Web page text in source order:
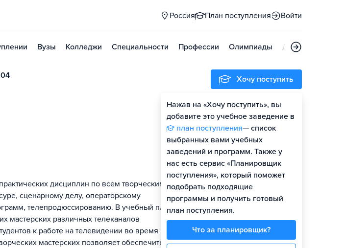
Россия План поступления Войти
Вузы Колледжи Специальности Профессии Олимпиады Дни открытых
дисциплин по всем творческим
сценарному делу, операторскому
телепродюссированию. В учебный план
мастерских различных телеканалов
к работе на телевидении во время
мастерских позволяет обеспечить
Хочу поступить
Нажав на «Хочу поступить», вы
добавите это учебное заведение в
план поступления— список
выбранных вами учебных
заведений и программ. Также у
нас есть сервис «Планировщик
поступления», который поможет
подобрать подходящие
программы и получить готовый
план поступления.
Что за планировщик?
Оценить шансы